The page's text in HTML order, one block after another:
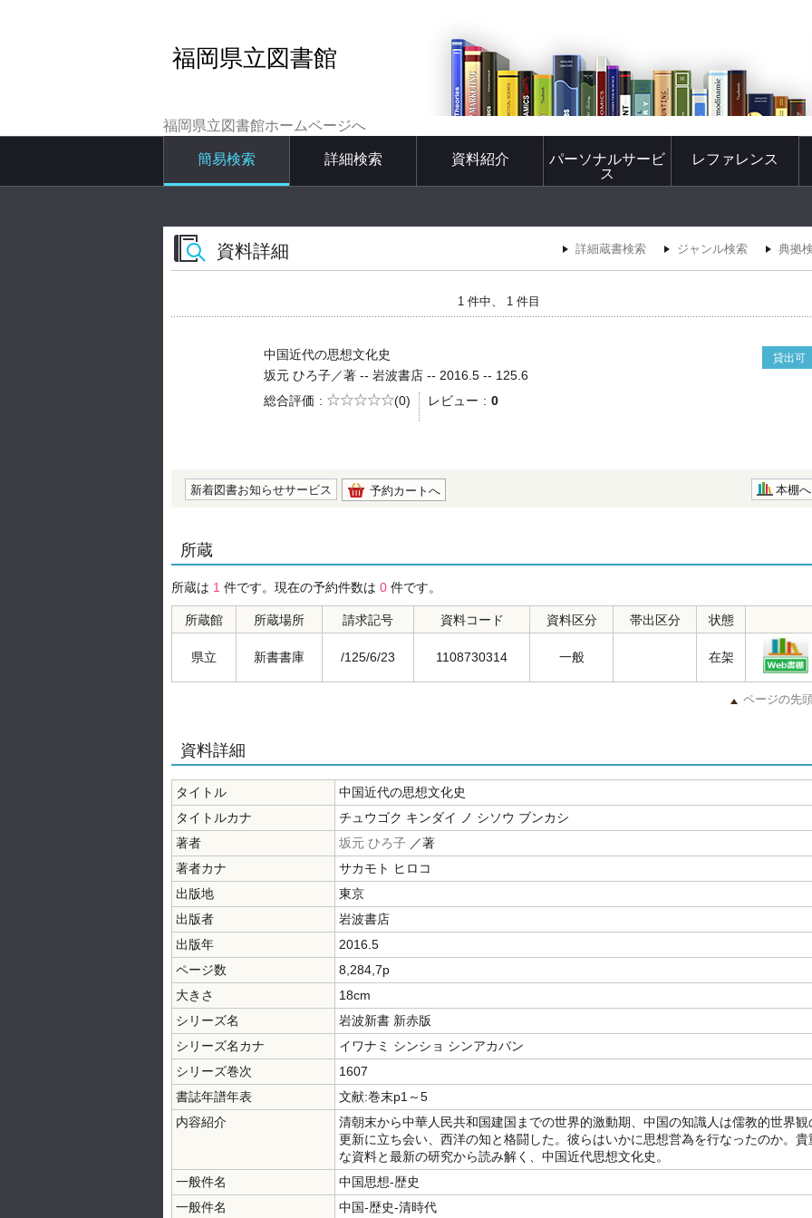
福岡県立図書館
福岡県立図書館ホームページへ
簡易検索 詳細検索 資料紹介
パーソナルサービ
ス
レファレンス
資料詳細 詳細蔵書検索 ジャンル検索 典拠
1 件中、 1 件目
中国近代の思想文化史 貸出可
坂元 ひろ子／著 -- 岩波書店 -- 2016.5 -- 125.6
総合評価
5段階評価
(0) レビュー 0
新着図書お知らせサービス 予約カートへ 本棚へ
所蔵
所蔵は 1 件です。現在の予約件数は 0 件です。
所蔵館 所蔵場所 請求記号 資料コード 資料区分 帯出区分 状態
県立 新書書庫 /125/6/23 1108730314 一般 在架
ページの先
資料詳細
タイトル
中国近代の思想文化史
タイトルカナ
チュウゴク キンダイ ノ シソウ ブンカシ
著者
坂元 ひろ子 ／著
著者カナ
サカモト ヒロコ
出版地
東京
出版者
岩波書店
出版年
2016.5
ページ数
8,284,7p
大きさ
18cm
シリーズ名
岩波新書 新赤版
シリーズ名カナ
イワナミ シンショ シンアカバン
シリーズ巻次
1607
書誌年譜年表
文献:巻末p1～5
内容紹介
清朝末から中華人民共和国建国までの世界的激動期、中国の知識人は儒教的世界観
更新に立ち会い、西洋の知と格闘した。彼らはいかに思想営為を行なったのか。貴
な資料と最新の研究から読み解く、中国近代思想文化史。
一般件名
中国思想-歴史
一般件名
中国-歴史-清時代